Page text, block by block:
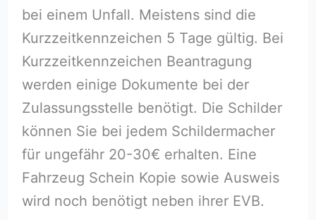
bei einem Unfall. Meistens sind die
Kurzzeitkennzeichen 5 Tage gültig. Bei
Kurzzeitkennzeichen Beantragung
werden einige Dokumente bei der
Zulassungsstelle benötigt. Die Schilder
können Sie bei jedem Schildermacher
für ungefähr 20-30€ erhalten. Eine
Fahrzeug Schein Kopie sowie Ausweis
wird noch benötigt neben ihrer EVB.